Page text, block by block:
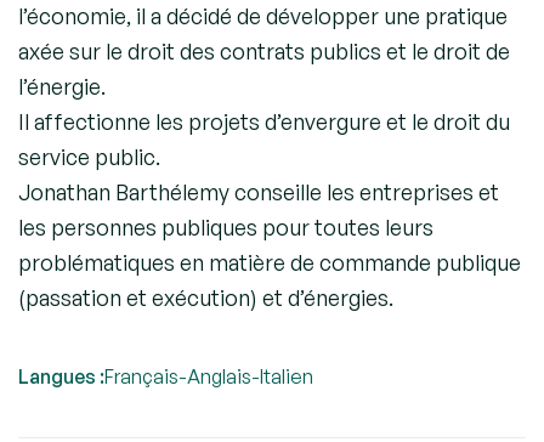
l’économie, il a décidé de développer une pratique
axée sur le droit des contrats publics et le droit de
l’énergie.
Il affectionne les projets d’envergure et le droit du
service public.
Jonathan Barthélemy conseille les entreprises et
les personnes publiques pour toutes leurs
problématiques en matière de commande publique
(passation et exécution) et d’énergies.
Langues :Français-Anglais-Italien